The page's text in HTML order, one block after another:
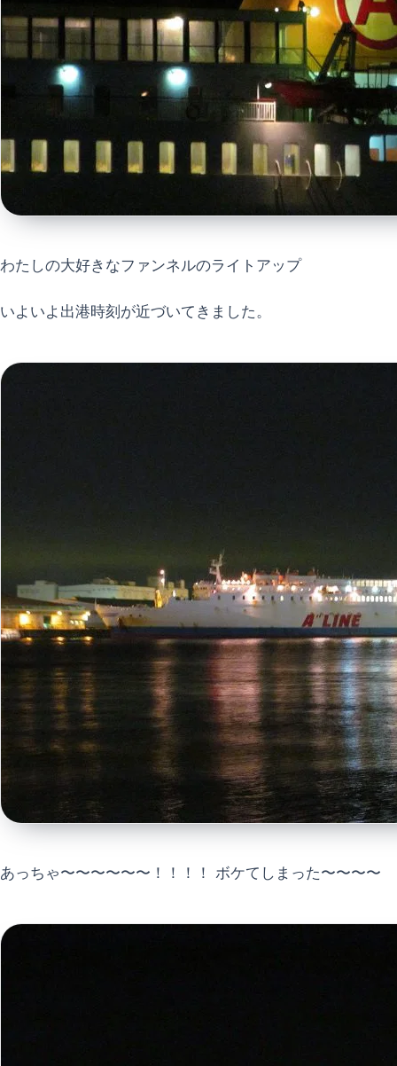
わたしの大好きなファンネルのライトアップ
いよいよ出港時刻が近づいてきました。
あっちゃ〜〜〜〜〜〜！！！！ ボケてしまった〜〜〜〜